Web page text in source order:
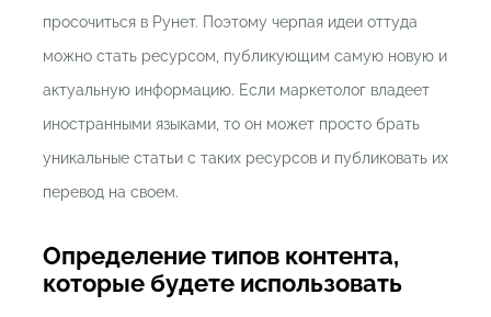
просочиться в Рунет. Поэтому черпая идеи оттуда
можно стать ресурсом, публикующим самую новую и
актуальную информацию. Если маркетолог владеет
иностранными языками, то он может просто брать
уникальные статьи с таких ресурсов и публиковать их
перевод на своем.
Определение типов контента,
которые будете использовать